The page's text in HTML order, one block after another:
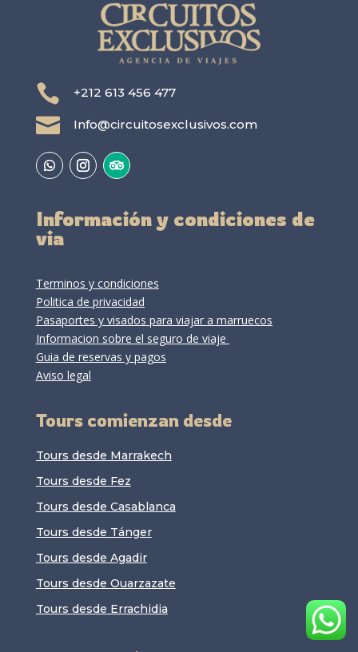
 +212 613 456 477
 Info@circuitosexclusivos.com
Información y condiciones de
via
Terminos y condiciones
Politica de privacidad
Pasaportes y visados para viajar a marruecos
Informacion sobre el seguro de viaje
Guia de reservas y pagos
Aviso legal
Tours comienzan desde
Tours desde Marrakech
Tours desde Fez
Tours desde Casablanca
Tours desde Tánger
Tours desde Agadir
Tours desde Ouarzazate
Tours desde Errachidia